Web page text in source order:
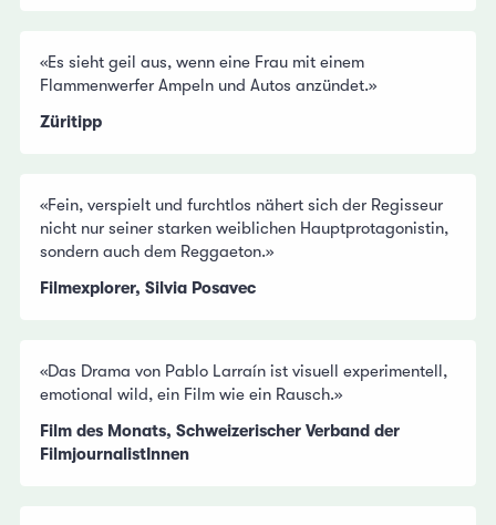
«Es sieht geil aus, wenn eine Frau mit einem
Flammenwerfer Ampeln und Autos anzündet.»
Züritipp
«Fein, verspielt und furchtlos nähert sich der Regisseur
nicht nur seiner starken weiblichen Hauptprotagonistin,
sondern auch dem Reggaeton.»
Filmexplorer, Silvia Posavec
«Das Drama von Pablo Larraín ist visuell experimentell,
emotional wild, ein Film wie ein Rausch.»
Film des Monats, Schweizerischer Verband der
FilmjournalistInnen